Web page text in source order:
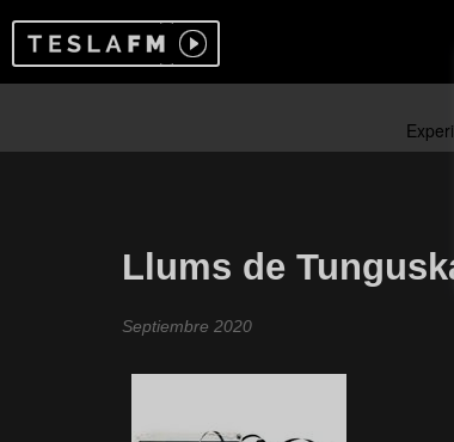
Llums de
Septiembre 2020